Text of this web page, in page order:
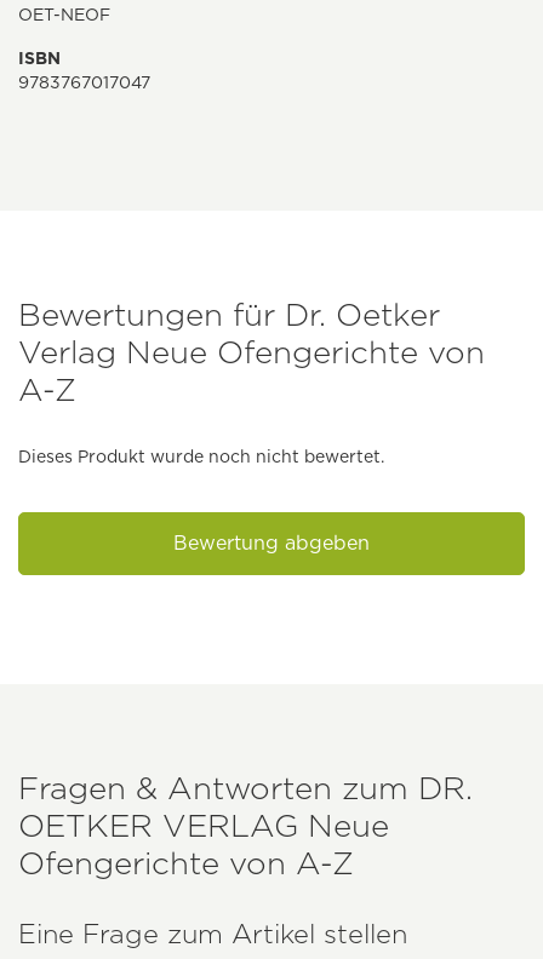
OET-NEOF
ISBN
9783767017047
Bewertungen für Dr. Oetker
Verlag Neue Ofengerichte von
A-Z
Dieses Produkt wurde noch nicht bewertet.
Bewertung abgeben
Fragen & Antworten zum DR.
OETKER VERLAG Neue
Ofengerichte von A-Z
Eine Frage zum Artikel stellen